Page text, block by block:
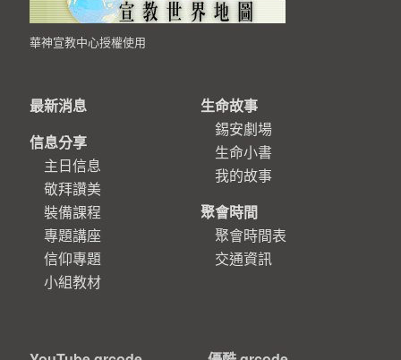
華神宣教中心授權使用
最新消息
信息分享
主日信息
敬拜讚美
裝備課程
專題講座
信仰專題
小組教材
生命故事
錫安劇場
生命小書
我的故事
聚會時間
聚會時間表
交通資訊